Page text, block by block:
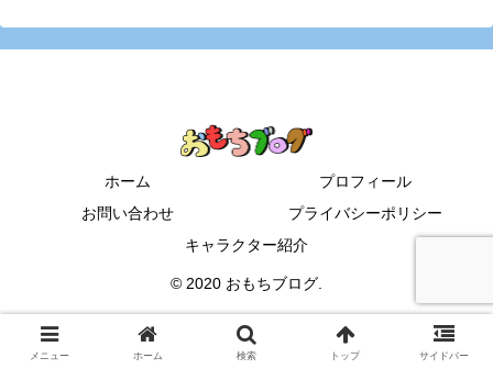
ホーム
プロフィール
お問い合わせ
プライバシーポリシー
キャラクター紹介
© 2020 おもちブログ.
メニュー ホーム 検索 トップ サイドバー